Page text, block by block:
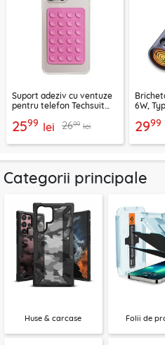
Suport adeziv cu ventuze
pentru telefon Techsuit
2599 lei 2699 lei
6W,
2999
Categorii principale
Huse & carcase Folii de